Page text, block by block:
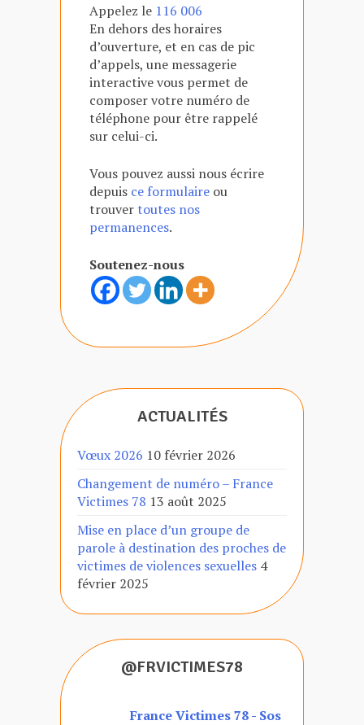
Appelez le 116 006
En dehors des horaires
d’ouverture, et en cas de pic
d’appels, une messagerie
interactive vous permet de
composer votre numéro de
téléphone pour être rappelé
sur celui-ci.
Vous pouvez aussi nous écrire
depuis ce formulaire ou
trouvertoutes nos
permanences.
Soutenez-nous
ACTUALITÉS
Vœux 2026 10 février 2026
Changement de numéro – France
Victimes 78 13 août 2025
Mise en place d’un groupe de
parole à destination des proches de
victimes de violences sexuelles 4
février 2025
@FRVICTIMES78
France Victimes 78 - Sos